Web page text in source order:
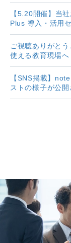
【5.20開催】当
Plus 導入・活用
ご視聴ありがと
使える教育現場
【SNS掲載】
ストの様子が公開